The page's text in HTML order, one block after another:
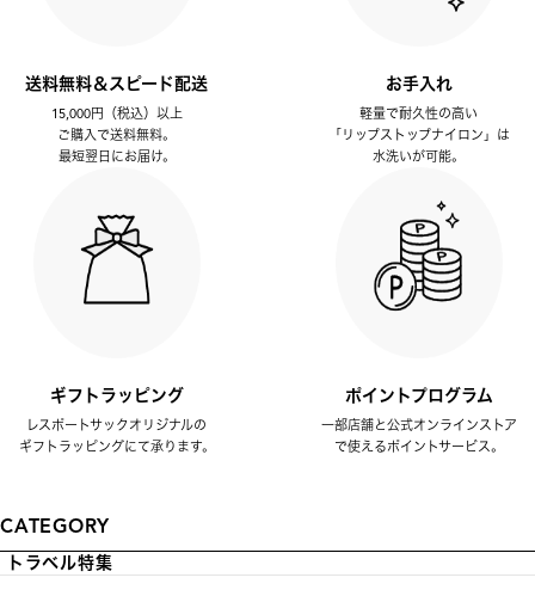
送料無料＆スピード配送
15,000円（税込）以上
ご購入で送料無料。
最短翌日にお届け。
お手入れ
軽量で耐久性の高い
「リップストップナイロン」は
水洗いが可能。
ギフトラッピング
レスポートサックオリジナルの
ギフトラッピングにて承ります。
ポイントプログラム
一部店舗と公式オンラインストア
で使えるポイントサービス。
CATEGORY
トラベル特集